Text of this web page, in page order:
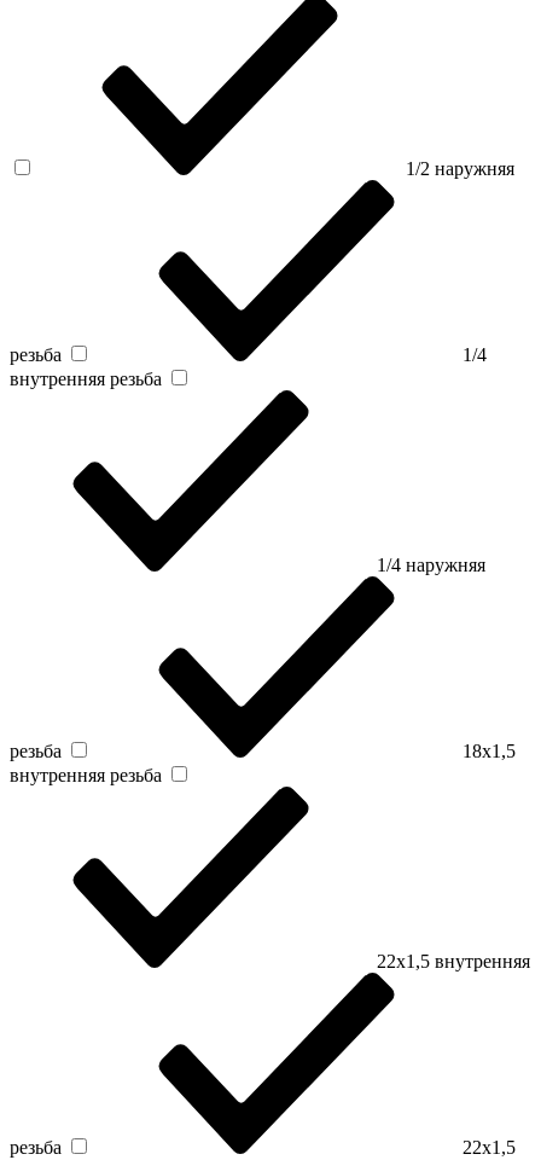
1/2 наружняя
резьба
1/4
внутренняя резьба
1/4 наружняя
резьба
18х1,5
внутренняя резьба
22х1,5 внутренняя
резьба
22х1,5